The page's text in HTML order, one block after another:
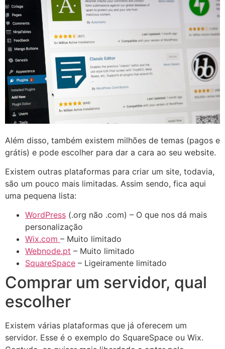
Além disso, também existem milhões de temas (pagos e
grátis) e pode escolher para dar a cara ao seu website.
Existem outras plataformas para criar um site, todavia,
são um pouco mais limitadas. Assim sendo, fica aqui
uma pequena lista:
WordPress (.org não .com) – O que nos dá mais
personalização
Wix.com – Muito limitado
Webnode.pt – Muito limitado
SquareSpace – Ligeiramente limitado
Comprar um servidor, qual
escolher
Existem várias plataformas que já oferecem um
servidor. Esse é o exemplo do SquareSpace ou Wix.